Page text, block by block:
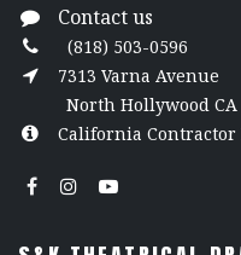
Contact us
(818) 503-0596
7313 Varna Avenue
North Hollywood CA
California Contractor